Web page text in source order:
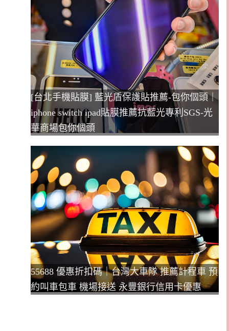
[台北手機貼膜] 藍光盾保護貼推薦-包你個頭｜
iphone switch ipad貼膜推薦抗藍光專利SGS-光
華商場包你個頭
55688 優惠折扣碼｜台灣大車隊 推薦計程車 預
約叫車包車 機場接送 永豐銀行信用卡優惠